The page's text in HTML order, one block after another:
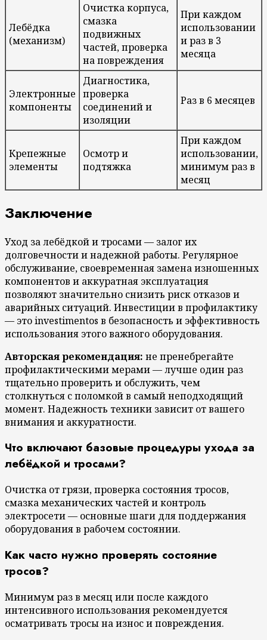
Лебёдка
(механизм)
Очистка корпуса,
смазка
подвижных
частей, проверка
на повреждения
При каждом
использовании
и раз в 3
месяца
Электронные
компоненты
Диагностика,
проверка
соединений и
изоляции
Раз в 6 месяцев
Крепежные
элементы
Осмотр и
подтяжка
При каждом
использовании,
минимум раз в
месяц
Заключение
Уход за лебёдкой и тросами — залог их
долговечности и надежной работы. Регулярное
обслуживание, своевременная замена изношенных
компонентов и аккуратная эксплуатация
позволяют значительно снизить риск отказов и
аварийных ситуаций. Инвестиции в профилактику
— это investimentos в безопасность и эффективность
использования этого важного оборудования.
Авторская рекомендация: не пренебрегайте
профилактическими мерами — лучше один раз
тщательно проверить и обслужить, чем
столкнуться с поломкой в самый неподходящий
момент. Надежность техники зависит от вашего
внимания и аккуратности.
Что включают базовые процедуры ухода за
лебёдкой и тросами?
Очистка от грязи, проверка состояния тросов,
смазка механических частей и контроль
электросети — основные шаги для поддержания
оборудования в рабочем состоянии.
Как часто нужно проверять состояние
тросов?
Минимум раз в месяц или после каждого
интенсивного использования рекомендуется
осматривать тросы на износ и повреждения.